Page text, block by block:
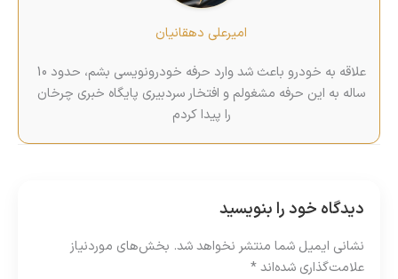
امیرعلی دهقانیان
علاقه‌ به خودرو باعث شد وارد حرفه خودرونویسی بشم، حدود 10
ساله به این حرفه مشغولم و افتخار سردبیری پایگاه خبری چرخان
را پیدا کردم
دیدگاه‌ خود را بنویسید
نشانی ایمیل شما منتشر نخواهد شد. بخش‌های موردنیاز
علامت‌گذاری شده‌اند*